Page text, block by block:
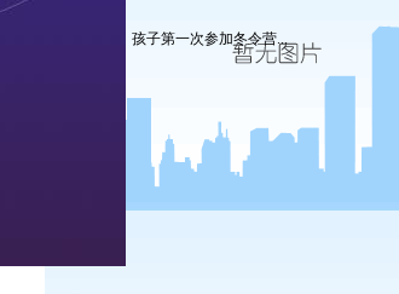
孩子第一次参加冬令营...